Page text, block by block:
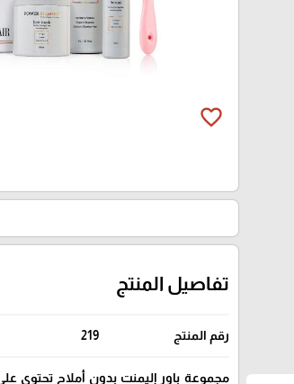
favorite_border
تفاصيل المنتج
رقم المنتج 219